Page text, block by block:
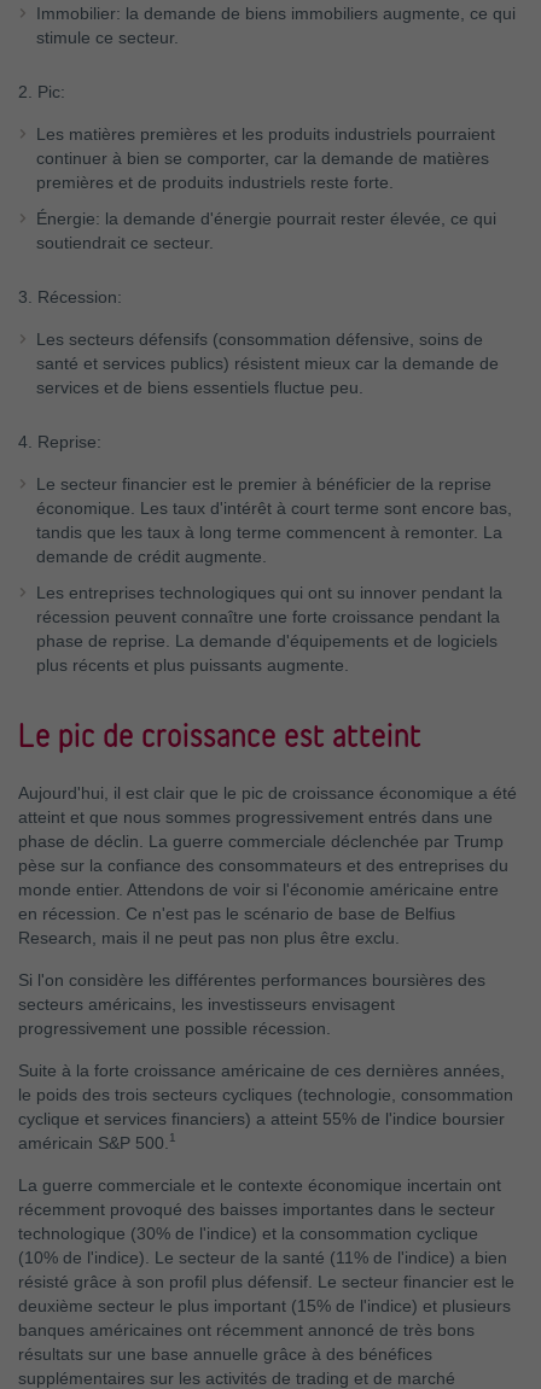
Immobilier: la demande de biens immobiliers augmente, ce qui
stimule ce secteur.
2. Pic:
Les matières premières et les produits industriels pourraient
continuer à bien se comporter, car la demande de matières
premières et de produits industriels reste forte.
Énergie: la demande d'énergie pourrait rester élevée, ce qui
soutiendrait ce secteur.
3. Récession:
Les secteurs défensifs (consommation défensive, soins de
santé et services publics) résistent mieux car la demande de
services et de biens essentiels fluctue peu.
4. Reprise:
Le secteur financier est le premier à bénéficier de la reprise
économique. Les taux d'intérêt à court terme sont encore bas,
tandis que les taux à long terme commencent à remonter. La
demande de crédit augmente.
Les entreprises technologiques qui ont su innover pendant la
récession peuvent connaître une forte croissance pendant la
phase de reprise. La demande d'équipements et de logiciels
plus récents et plus puissants augmente.
Le pic de croissance est atteint
Aujourd'hui, il est clair que le pic de croissance économique a été
atteint et que nous sommes progressivement entrés dans une
phase de déclin. La guerre commerciale déclenchée par Trump
pèse sur la confiance des consommateurs et des entreprises du
monde entier. Attendons de voir si l'économie américaine entre
en récession. Ce n'est pas le scénario de base de Belfius
Research, mais il ne peut pas non plus être exclu.
Si l'on considère les différentes performances boursières des
secteurs américains, les investisseurs envisagent
progressivement une possible récession.
Suite à la forte croissance américaine de ces dernières années,
le poids des trois secteurs cycliques (technologie, consommation
cyclique et services financiers) a atteint 55% de l'indice boursier
américain S&P 500. 1
La guerre commerciale et le contexte économique incertain ont
récemment provoqué des baisses importantes dans le secteur
technologique (30% de l'indice) et la consommation cyclique
(10% de l'indice). Le secteur de la santé (11% de l'indice) a bien
résisté grâce à son profil plus défensif. Le secteur financier est le
deuxième secteur le plus important (15% de l'indice) et plusieurs
banques américaines ont récemment annoncé de très bons
résultats sur une base annuelle grâce à des bénéfices
supplémentaires sur les activités de trading et de marché